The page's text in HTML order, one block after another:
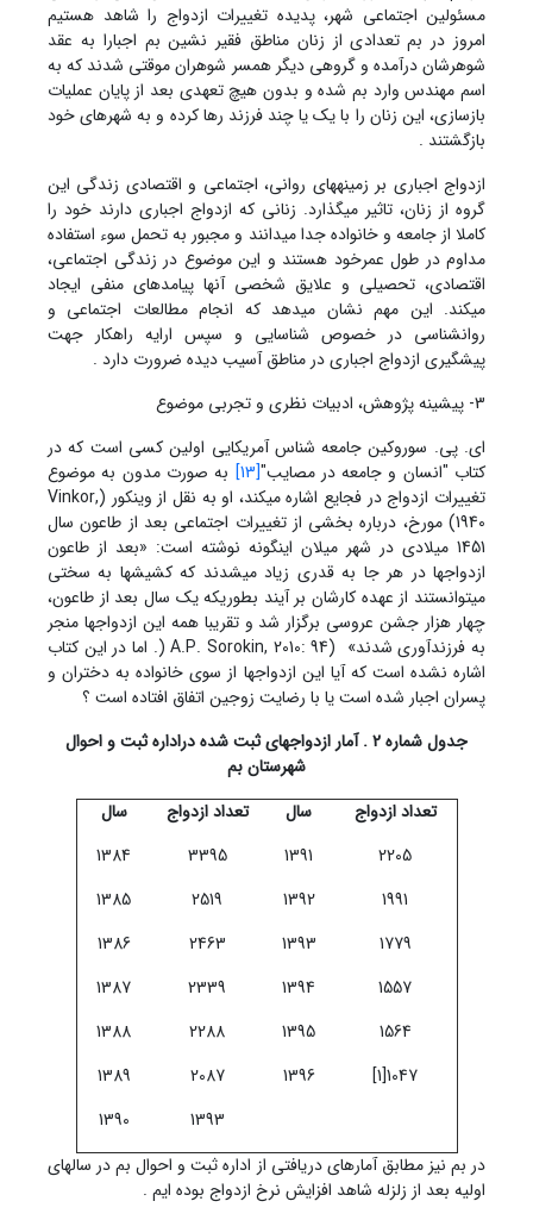
مسئولین اجتماعی شهر، پدیده تغییرات ازدواج را شاهد هستیم
امروز در بم تعدادی از زنان مناطق فقیر نشین بم اجبارا به عقد
شوهرشان درآمده و گروهی دیگر همسر شوهران موقتی شدند که به
اسم مهندس وارد بم شده و بدون هیچ تعهدی بعد از پایان عملیات
بازسازی، این زنان را با یک یا چند فرزند رها کرده و به شهرهای خود
بازگشتند .
ازدواج اجباری بر زمینه‏های روانی، اجتماعی و اقتصادی زندگی این
گروه از زنان، تاثیر میگذارد. زنانی که ازدواج اجباری دارند خود را
کاملا از جامعه و خانواده جدا می‏دانند و مجبور به تحمل سوء استفاده
مداوم در طول عمرخود هستند و این موضوع در زندگی اجتماعی،
اقتصادی، تحصیلی و علایق شخصی آنها پیامدهای منفی ایجاد
می‏کند. این مهم نشان میدهد که انجام مطالعات اجتماعی و
روانشناسی در خصوص شناسایی و سپس ارایه راهکار جهت
پیشگیری ازدواج اجباری در مناطق آسیب دیده ضرورت دارد .
3- پیشینه پژوهش، ادبیات نظری و تجربی موضوع
ای. پی. سوروکین جامعه شناس آمریکایی اولین کسی است که در
کتاب "انسان و جامعه در مصایب"[13]
به صورت مدون به موضوع
تغییرات ازدواج در فجایع اشاره می‏کند، او به نقل از وینکور (Vinkor,
1940) مورخ، درباره بخشی از تغییرات اجتماعی بعد از طاعون سال
1451 میلادی در شهر میلان اینگونه نوشته است: «بعد از طاعون
ازدواج‏ها در هر جا به قدری زیاد می‏شدند که کشیش‏ها به سختی
می‏توانستند از عهده کارشان بر آیند بطوریکه یک سال بعد از طاعون،
چهار هزار جشن عروسی برگزار شد و تقریبا همه این ازدواج‏ها منجر
به فرزندآوری شدند» (A.P. Sorokin, 2010: 94 (. اما در این کتاب
اشاره نشده است که آیا این ازدواجها از سوی خانواده به دختران و
پسران اجبار شده است یا با رضایت زوجین اتفاق افتاده است ؟
جدول شماره 2 . آمار ازدواجهای ثبت شده دراداره ثبت و احوال
شهرستان بم
تعداد ازدواج
سال تعداد ازدواج
سال
2205
1391
3395
1384
1991
1392
2519
1385
1779
1393
2463
1386
1557
1394
2339
1387
1564
1395
2288
1388
1047[1]
1396
2087
1389
1393
1390
در بم نیز مطابق آمارهای دریافتی از اداره ثبت و احوال بم در سالهای
اولیه بعد از زلزله شاهد افزایش نرخ ازدواج بوده ایم .